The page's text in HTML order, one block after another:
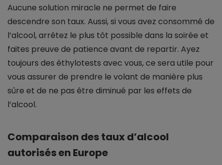
Aucune solution miracle ne permet de faire
descendre son taux. Aussi, si vous avez consommé de
l’alcool, arrêtez le plus tôt possible dans la soirée et
faites preuve de patience avant de repartir. Ayez
toujours des éthylotests avec vous, ce sera utile pour
vous assurer de prendre le volant de manière plus
sûre et de ne pas être diminué par les effets de
l’alcool.
Comparaison des taux d’alcool
autorisés en Europe